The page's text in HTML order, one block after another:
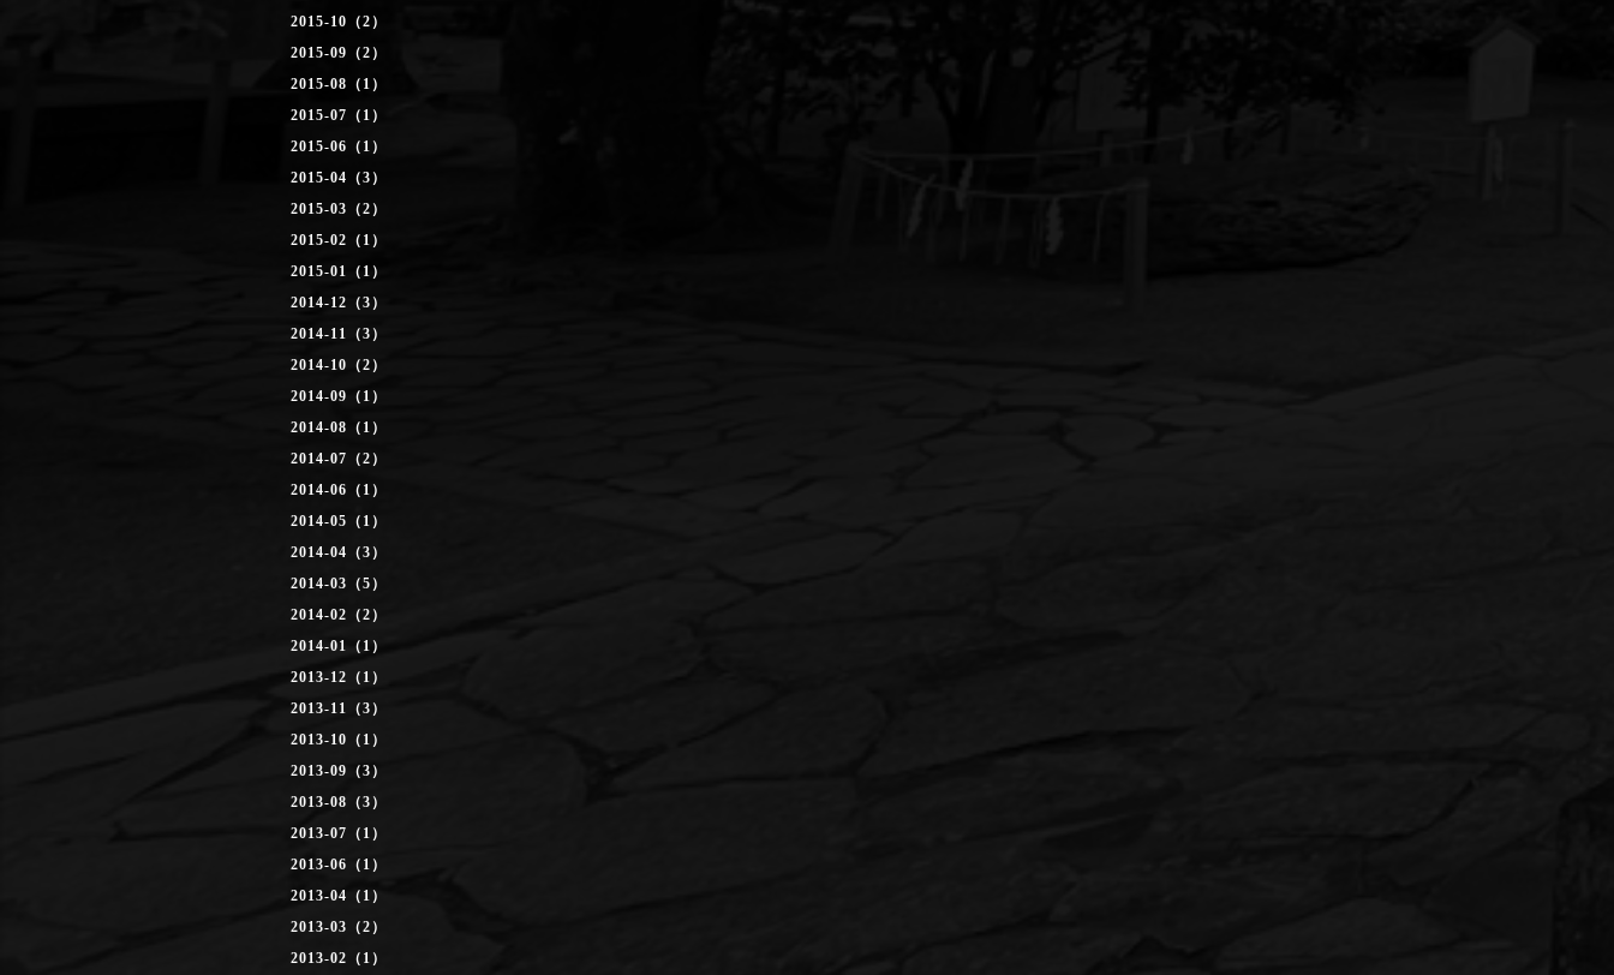
2015-10（2）
2015-09（2）
2015-08（1）
2015-07（1）
2015-06（1）
2015-04（3）
2015-03（2）
2015-02（1）
2015-01（1）
2014-12（3）
2014-11（3）
2014-10（2）
2014-09（1）
2014-08（1）
2014-07（2）
2014-06（1）
2014-05（1）
2014-04（3）
2014-03（5）
2014-02（2）
2014-01（1）
2013-12（1）
2013-11（3）
2013-10（1）
2013-09（3）
2013-08（3）
2013-07（1）
2013-06（1）
2013-04（1）
2013-03（2）
2013-02（1）